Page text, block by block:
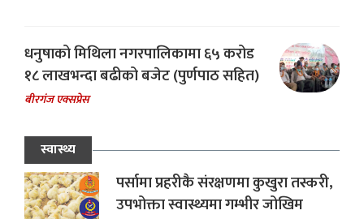
धनुषाको मिथिला नगरपालिकामा ६५ करोड
१८ लाखभन्दा बढीको बजेट (पुर्णपाठ सहित)
बीरगंज एक्सप्रेस
स्वास्थ्य
पर्सामा प्रहरीकै संरक्षणमा कुखुरा तस्करी,
उपभोक्ता स्वास्थ्यमा गम्भीर जोखिम